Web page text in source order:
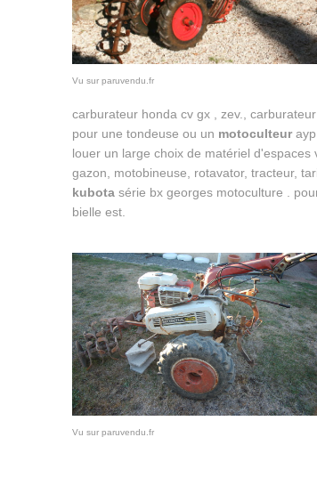
Vu sur paruvendu.fr
carburateur honda cv gx , zev.,
pour une tondeuse ou un motoculteurayp
louer un large choix de matériel
gazon, motobineuse, rotavator, tracteur,
kubotasérie bx georges motoculture .
bielle est.
Vu sur paruvendu.fr